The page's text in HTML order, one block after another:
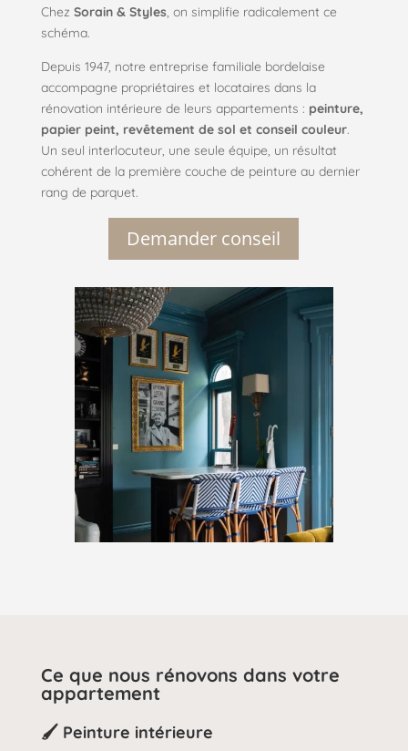
Chez Sorain & Styles, on simplifie radicalement ce
schéma.
Depuis 1947, notre entreprise familiale bordelaise
accompagne propriétaires et locataires dans la
rénovation intérieure de leurs appartements : peinture,
papier peint, revêtement de sol et conseil couleur.
Un seul interlocuteur, une seule équipe, un résultat
cohérent de la première couche de peinture au dernier
rang de parquet.
Demander conseil
Ce que nous rénovons dans votre
appartement
🖌️ Peinture intérieure